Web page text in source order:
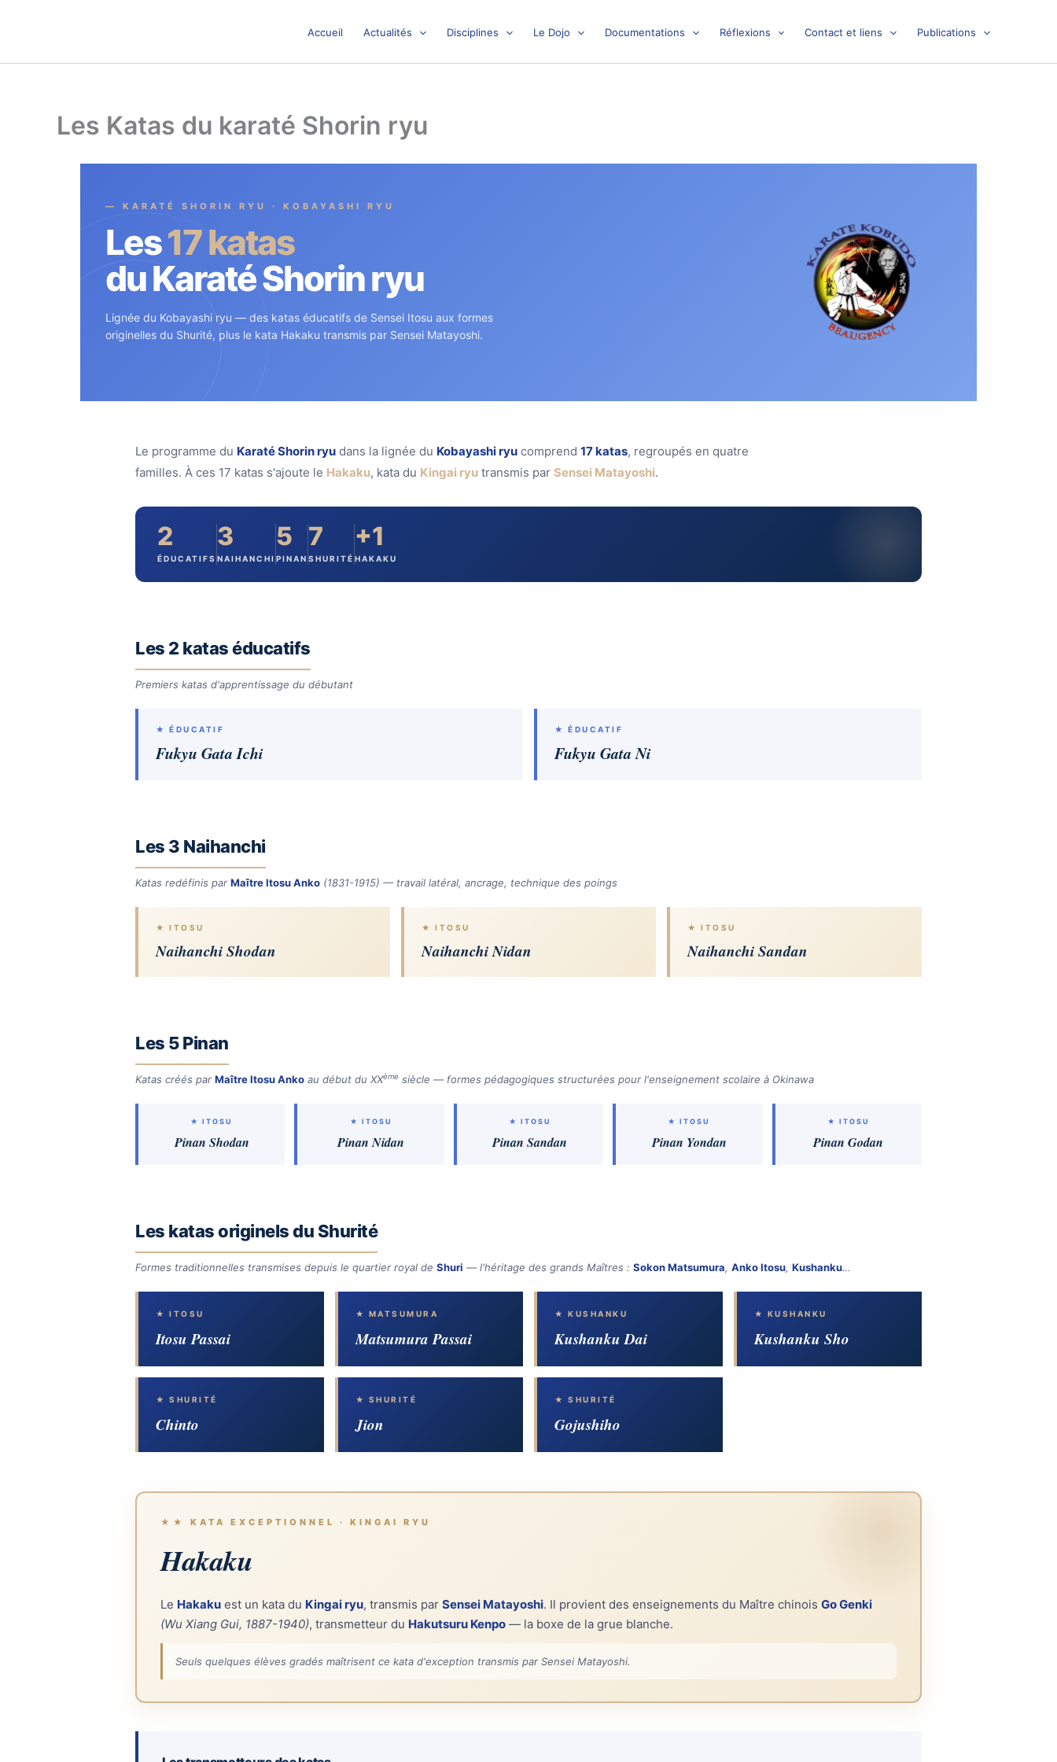
Accueil Actualités Disciplines Le Dojo Documentations Réflexions Contact et liens Publications
Les Katas du karaté Shorin ryu
— KARATÉ SHORIN RYU · KOBAYASHI RYU
Les17 katas
du Karaté Shorin ryu
Lignée du Kobayashi ryu — des katas éducatifs de Sensei Itosu aux formes
originelles du Shurité, plus le kata Hakaku transmis par Sensei Matayoshi.
Le programme du Karaté Shorin ryu dans la lignée du Kobayashi ryu comprend 17 katas, regroupés en quatre
familles. À ces 17 katas s'ajoute le Hakaku, kata du Kingai ryu transmis par Sensei Matayoshi.
2
ÉDUCATIFS
3
NAIHANCHI
5
PINAN
7
SHURITÉ
+1
HAKAKU
Les 2 katas éducatifs
Premiers katas d'apprentissage du débutant
★ ÉDUCATIF
Fukyu Gata Ichi
★ ÉDUCATIF
Fukyu Gata Ni
Les 3 Naihanchi
Katas redéfinis par Maître Itosu Anko (1831-1915) — travail latéral, ancrage, technique des poings
★ ITOSU
Naihanchi Shodan
★ ITOSU
Naihanchi Nidan
★ ITOSU
Naihanchi Sandan
Les 5 Pinan
Katas créés par Maître Itosu Anko au début du XXème siècle — formes pédagogiques structurées pour l'enseignement scolaire à Okinawa
★ ITOSU
Pinan Shodan
★ ITOSU
Pinan Nidan
★ ITOSU
Pinan Sandan
★ ITOSU
Pinan Yondan
★ ITOSU
Pinan Godan
Les katas originels du Shurité
Formes traditionnelles transmises depuis le quartier royal de Shuri — l'héritage des grands Maîtres : Sokon Matsumura, Anko Itosu, Kushanku…
★ ITOSU
Itosu Passai
★ MATSUMURA
Matsumura Passai
★ KUSHANKU
Kushanku Dai
★ KUSHANKU
Kushanku Sho
★ SHURITÉ
Chinto
★ SHURITÉ
Jion
★ SHURITÉ
Gojushiho
★★ KATA EXCEPTIONNEL · KINGAI RYU
Hakaku
Le Hakaku est un kata du Kingai ryu, transmis par Sensei Matayoshi. Il provient des enseignements du Maître chinois Go Genki
(Wu Xiang Gui, 1887-1940), transmetteur du Hakutsuru Kenpo — la boxe de la grue blanche.
Seuls quelques élèves gradés maîtrisent ce kata d'exception transmis par Sensei Matayoshi.